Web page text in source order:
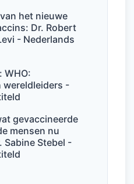
het nieuwe
Dr. Robert
- Nederlands
WHO:
wereldleiders -
gevaccineerde
mensen nu
Sabine Stebel -